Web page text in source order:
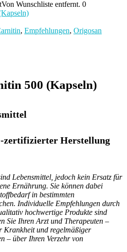
Von Wunschliste entfernt. 0
, Empfehlungen, Origosan
500 (Kapseln)
zertifizierter Herstellung
Lebensmittel, jedoch kein Ersatz für
Ernährung. Sie können dabei
in bestimmten
Individuelle Empfehlungen durch
hochwertige Produkte sind
Sie Ihren Arzt und Therapeuten –
Krankheit und regelmäßiger
– über Ihren Verzehr von